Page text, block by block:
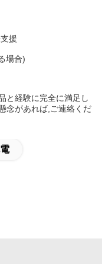
援
場合)
と経験に完全に満足し
念があれば,ご連絡くだ